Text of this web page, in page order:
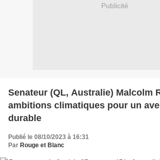
Publicité
Senateur (QL, Australie) Malcolm
ambitions climatiques pour un
durable
Publié le 08/10/2023 à 16:31
Par Rouge et Blanc